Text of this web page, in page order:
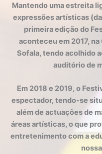
Mantendo uma estreita
expressões artísticas
primeira edição do
aconteceu em 2017,
Sofala, tendo acolhido
auditório de
Em 2018 e 2019, o
espectador, tendo-se
além de actuações de
áreas artísticas, o que
entretenimento com a